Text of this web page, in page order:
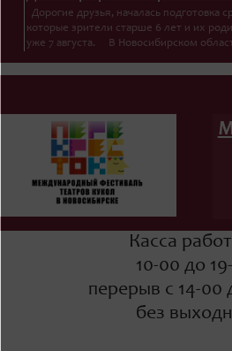
Дорогие друзья, началась подготовка
которые зрители старше 6 лет и их
уже 7 августа. В Новосибирском
Касса
10-00 до
перерыв с 14-00
без